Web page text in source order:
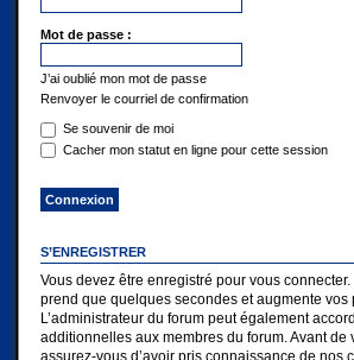
Mot de passe :
J’ai oublié mon mot de passe
Renvoyer le courriel de confirmation
Se souvenir de moi
Cacher mon statut en ligne pour cette session
S’ENREGISTRER
Vous devez être enregistré pour vous connecter.
prend que quelques secondes et augmente vos
L’administrateur du forum peut également
additionnelles aux membres du forum. Avant de
assurez-vous d’avoir pris connaissance de nos